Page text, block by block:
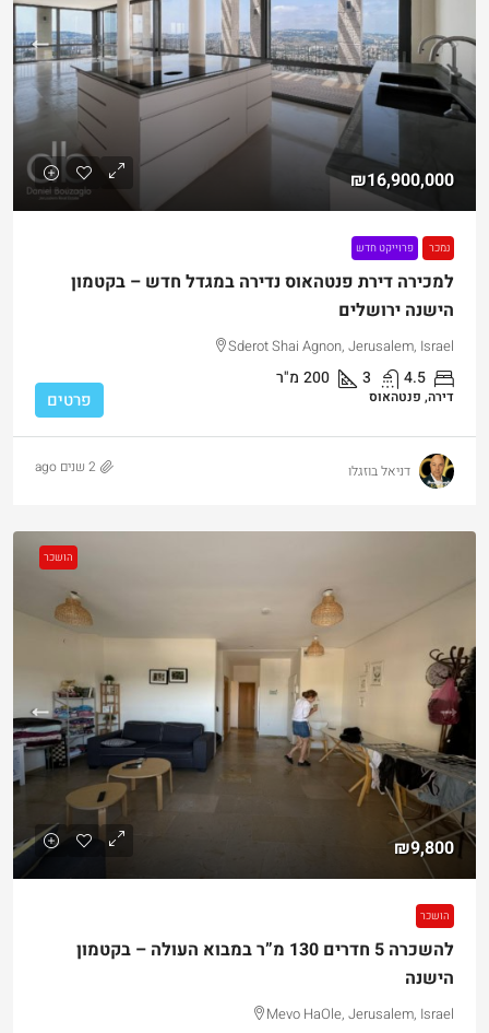
₪16,900,000
נמכר פרוייקט חדש
למכירה דירת פנטהאוס נדירה במגדל חדש – בקטמון
הישנה ירושלים
Sderot Shai Agnon, Jerusalem, Israel
4.5
3
200 מ"ר
דירה, פנטהאוס פרטים
דניאל בוזגלו 2 שנים ago
הושכר
₪9,800
הושכר
להשכרה 5 חדרים 130 מ”ר במבוא העולה – בקטמון
הישנה
Mevo HaOle, Jerusalem, Israel